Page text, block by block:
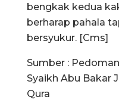
bengkak kedua
berharap pahala
bersyukur. [Cms]
Sumber :
Syaikh Abu Bakar
Qura